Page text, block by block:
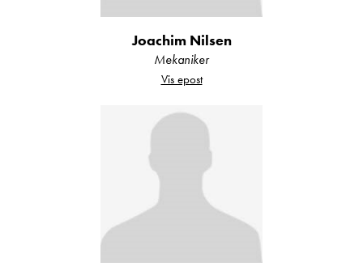
Joachim Nilsen
Mekaniker
Vis epost